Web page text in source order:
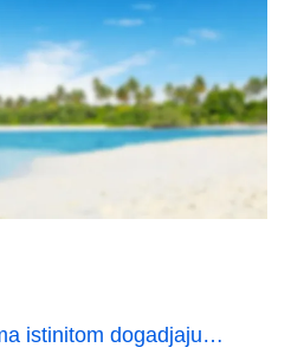
istinitom dogadjaju…